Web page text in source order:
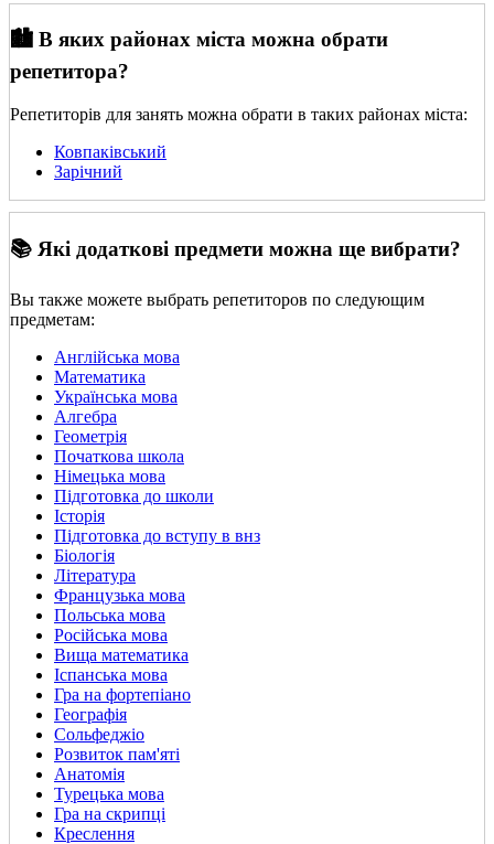
🏙️ В яких районах міста можна обрати
репетитора?
Репетиторів для занять можна обрати в таких районах міста:
Ковпаківський
Зарічний
📚 Які додаткові предмети можна ще вибрати?
Вы также можете выбрать репетиторов по следующим
предметам:
Англійська мова
Математика
Українська мова
Алгебра
Геометрія
Початкова школа
Німецька мова
Підготовка до школи
Історія
Підготовка до вступу в внз
Біологія
Література
Французька мова
Польська мова
Російська мова
Вища математика
Іспанська мова
Гра на фортепіано
Географія
Сольфеджіо
Розвиток пам'яті
Анатомія
Турецька мова
Гра на скрипці
Креслення